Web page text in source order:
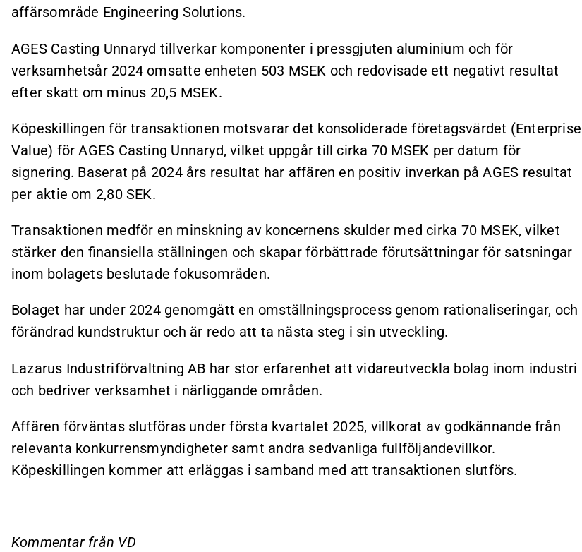
affärsområde Engineering Solutions.
AGES Casting Unnaryd tillverkar komponenter i pressgjuten aluminium och för
verksamhetsår 2024 omsatte enheten 503 MSEK och redovisade ett negativt resultat
efter skatt om minus 20,5 MSEK.
Köpeskillingen för transaktionen motsvarar det konsoliderade företagsvärdet (Enterprise
Value) för AGES Casting Unnaryd, vilket uppgår till cirka 70 MSEK per datum för
signering. Baserat på 2024 års resultat har affären en positiv inverkan på AGES resultat
per aktie om 2,80 SEK.
Transaktionen medför en minskning av koncernens skulder med cirka 70 MSEK, vilket
stärker den finansiella ställningen och skapar förbättrade förutsättningar för satsningar
inom bolagets beslutade fokusområden.
Bolaget har under 2024 genomgått en omställningsprocess genom rationaliseringar, och
förändrad kundstruktur och är redo att ta nästa steg i sin utveckling.
Lazarus Industriförvaltning AB har stor erfarenhet att vidareutveckla bolag inom industri
och bedriver verksamhet i närliggande områden.
Affären förväntas slutföras under första kvartalet 2025, villkorat av godkännande från
relevanta konkurrensmyndigheter samt andra sedvanliga fullföljandevillkor.
Köpeskillingen kommer att erläggas i samband med att transaktionen slutförs.
Kommentar från VD